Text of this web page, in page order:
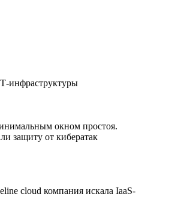
инфраструктуры
окном простоя.
защиту от кибератак
cloud компания искала IaaS-